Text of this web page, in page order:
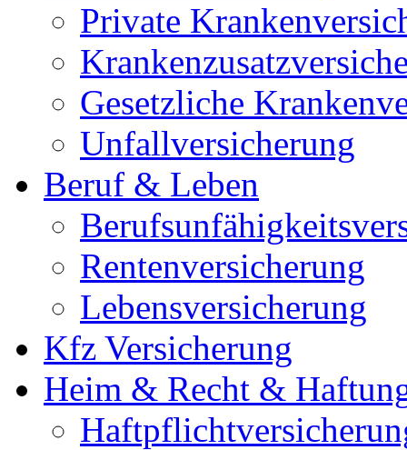
Private
Gesetzliche
Unfallversicherung
Beruf & Leben
Rentenversicherung
Lebensversicherung
Kfz Versicherung
Heim & Recht &